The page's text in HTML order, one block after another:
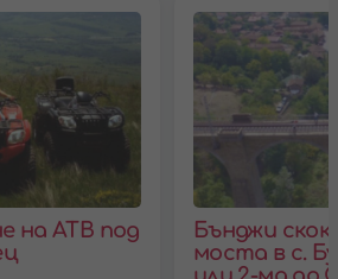
на АТВ под
Бънджи
моста в с.